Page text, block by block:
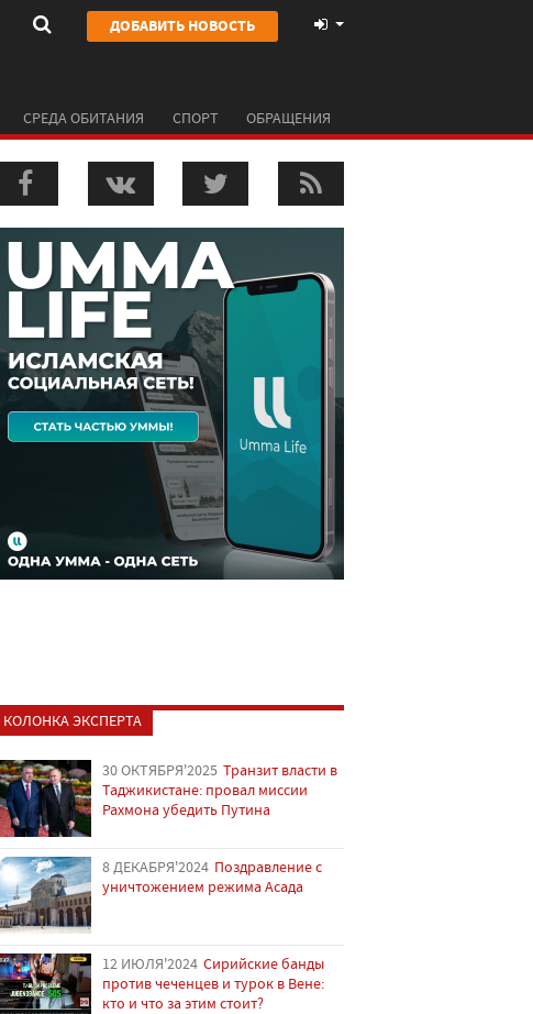
ДОБАВИТЬ НОВОСТЬ
СРЕДА ОБИТАНИЯ СПОРТ ОБРАЩЕНИЯ
КОЛОНКА ЭКСПЕРТА
30 ОКТЯБРЯ'2025 Транзит власти в
Таджикистане: провал миссии
Рахмона убедить Путина
8 ДЕКАБРЯ'2024 Поздравление с
уничтожением режима Асада
12 ИЮЛЯ'2024 Сирийские банды
против чеченцев и турок в Вене:
кто и что за этим стоит?